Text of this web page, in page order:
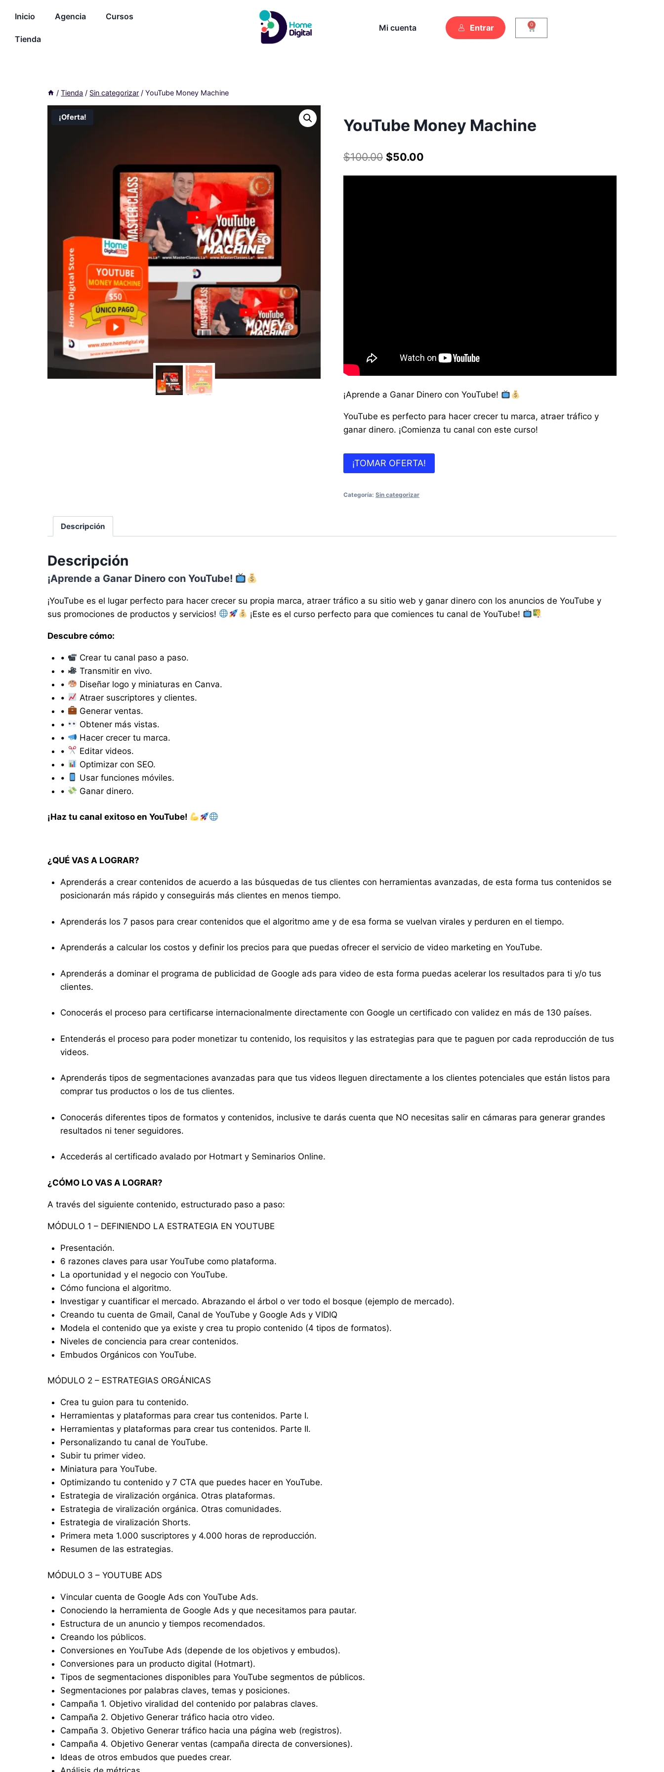
Inicio Agencia Cursos
Tienda
Mi cuenta Entrar 0
/ Tienda / Sin categorizar / YouTube Money Machine
¡Oferta! YouTube Money Machine
$100.00 $50.00
¡Aprende a Ganar Dinero con YouTube!
YouTube es perfecto para hacer crecer tu marca, atraer tráfico y
ganar dinero. ¡Comienza tu canal con este curso!
¡TOMAR OFERTA!
Categoría:Sin categorizar
Descripción
Descripción
¡Aprende a Ganar Dinero con YouTube!
¡YouTube es el lugar perfecto para hacer crecer su propia marca, atraer tráfico a su sitio web y ganar dinero con los anuncios de YouTube y
sus promociones de productos y servicios!
¡Este es el curso perfecto para que comiences tu canal de YouTube!
Descubre cómo:
•
Crear tu canal paso a paso.
•
Transmitir en vivo.
•
Diseñar logo y miniaturas en Canva.
•
Atraer suscriptores y clientes.
•
Generar ventas.
•
Obtener más vistas.
•
Hacer crecer tu marca.
•
Editar videos.
•
Optimizar con SEO.
•
Usar funciones móviles.
•
Ganar dinero.
¡Haz tu canal exitoso en YouTube!
¿QUÉ VAS A LOGRAR?
Aprenderás a crear contenidos de acuerdo a las búsquedas de tus clientes con herramientas avanzadas, de esta forma tus contenidos se
posicionarán más rápido y conseguirás más clientes en menos tiempo.
Aprenderás los 7 pasos para crear contenidos que el algoritmo ame y de esa forma se vuelvan virales y perduren en el tiempo.
Aprenderás a calcular los costos y definir los precios para que puedas ofrecer el servicio de video marketing en YouTube.
Aprenderás a dominar el programa de publicidad de Google ads para video de esta forma puedas acelerar los resultados para ti y/o tus
clientes.
Conocerás el proceso para certificarse internacionalmente directamente con Google un certificado con validez en más de 130 países.
Entenderás el proceso para poder monetizar tu contenido, los requisitos y las estrategias para que te paguen por cada reproducción de tus
videos.
Aprenderás tipos de segmentaciones avanzadas para que tus videos lleguen directamente a los clientes potenciales que están listos para
comprar tus productos o los de tus clientes.
Conocerás diferentes tipos de formatos y contenidos, inclusive te darás cuenta que NO necesitas salir en cámaras para generar grandes
resultados ni tener seguidores.
Accederás al certificado avalado por Hotmart y Seminarios Online.
¿CÓMO LO VAS A LOGRAR?
A través del siguiente contenido, estructurado paso a paso:
MÓDULO 1 – DEFINIENDO LA ESTRATEGIA EN YOUTUBE
Presentación.
6 razones claves para usar YouTube como plataforma.
La oportunidad y el negocio con YouTube.
Cómo funciona el algoritmo.
Investigar y cuantificar el mercado. Abrazando el árbol o ver todo el bosque (ejemplo de mercado).
Creando tu cuenta de Gmail, Canal de YouTube y Google Ads y VIDIQ
Modela el contenido que ya existe y crea tu propio contenido (4 tipos de formatos).
Niveles de conciencia para crear contenidos.
Embudos Orgánicos con YouTube.
MÓDULO 2 – ESTRATEGIAS ORGÁNICAS
Crea tu guion para tu contenido.
Herramientas y plataformas para crear tus contenidos. Parte I.
Herramientas y plataformas para crear tus contenidos. Parte II.
Personalizando tu canal de YouTube.
Subir tu primer video.
Miniatura para YouTube.
Optimizando tu contenido y 7 CTA que puedes hacer en YouTube.
Estrategia de viralización orgánica. Otras plataformas.
Estrategia de viralización orgánica. Otras comunidades.
Estrategia de viralización Shorts.
Primera meta 1.000 suscriptores y 4.000 horas de reproducción.
Resumen de las estrategias.
MÓDULO 3 – YOUTUBE ADS
Vincular cuenta de Google Ads con YouTube Ads.
Conociendo la herramienta de Google Ads y que necesitamos para pautar.
Estructura de un anuncio y tiempos recomendados.
Creando los públicos.
Conversiones en YouTube Ads (depende de los objetivos y embudos).
Conversiones para un producto digital (Hotmart).
Tipos de segmentaciones disponibles para YouTube segmentos de públicos.
Segmentaciones por palabras claves, temas y posiciones.
Campaña 1. Objetivo viralidad del contenido por palabras claves.
Campaña 2. Objetivo Generar tráfico hacia otro video.
Campaña 3. Objetivo Generar tráfico hacia una página web (registros).
Campaña 4. Objetivo Generar ventas (campaña directa de conversiones).
Ideas de otros embudos que puedes crear.